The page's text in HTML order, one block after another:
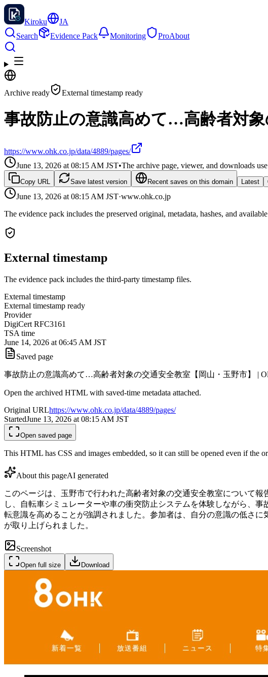
Kiroku
JA
Search
Evidence Pack Monitoring ProAbout
Archive ready External timestamp ready
事故防止の意識高めて…高齢者対
https://www.ohk.co.jp/data/4889/pages/
June 13, 2026 at 08:15 AM JST•The archive page, viewer, and downloads
Copy URL Save latest version Recent saves on this domain Latest
June 13, 2026 at 08:15 AM JST·www.ohk.co.jp
The evidence pack includes the preserved original, metadata, hashes, and
External timestamp
The evidence pack includes the third-party timestamp files.
External timestamp
External timestamp ready
Provider
DigiCert RFC3161
TSA time
June 14, 2026 at 06:45 AM JST
Saved page
事故防止の意識高めて…高齢者対象の交通安全教室【岡山・玉野市】 |
Open the archived HTML with saved-time metadata attached.
Original URLhttps://www.ohk.co.jp/data/4889/pages/
StartedJune 13, 2026 at 08:15 AM JST
Open saved page
This HTML has CSS and images embedded, so it can still be opened even if the
About this pageAI generated
このページは、玉野市で行われた高齢者対象の交通安全教室について
し、自転車シミュレーターや車の衝突防止システムを体験しながら、
転意識を高めることが強調されました。参加者は、自分の意識の低さ
が取り上げられました。
Screenshot
Open full size Download